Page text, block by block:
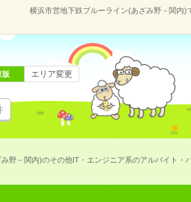
横浜市営地下鉄ブルーライン(あざみ野－関内)
版 エリア変更
野－関内)のその他IT・エンジニア系のアルバイト・